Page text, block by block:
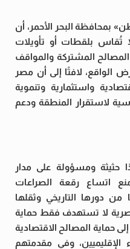
البحر الأحمر، أن
تُقاس بلقطات أو تأويلات
المشتركة والمواقف
الواقع، لافتًا إلى أن مصر
واستثمارية وتنموية
لاستقرار المنطقة ودعم
حثيثة ومسؤولة على مدار
اتساع رقعة الصراعات
من دورها التاريخي وثقلها
لا تستهدف فقط حماية
حماية المصالح الاقتصادية
الإقليميين، وفي مقدمتهم